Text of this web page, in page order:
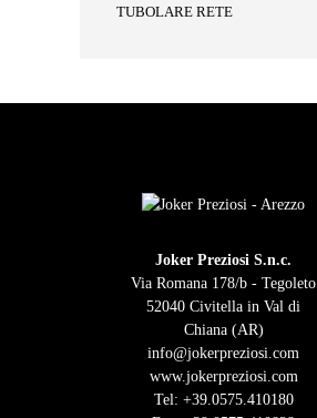
TUBOLARE RETE
Joker Preziosi S.n.c.
Via Romana 178/b - Tegoleto
52040 Civitella in Val di
Chiana (AR)
info@jokerpreziosi.com
www.jokerpreziosi.com
Tel: +39.0575.410180